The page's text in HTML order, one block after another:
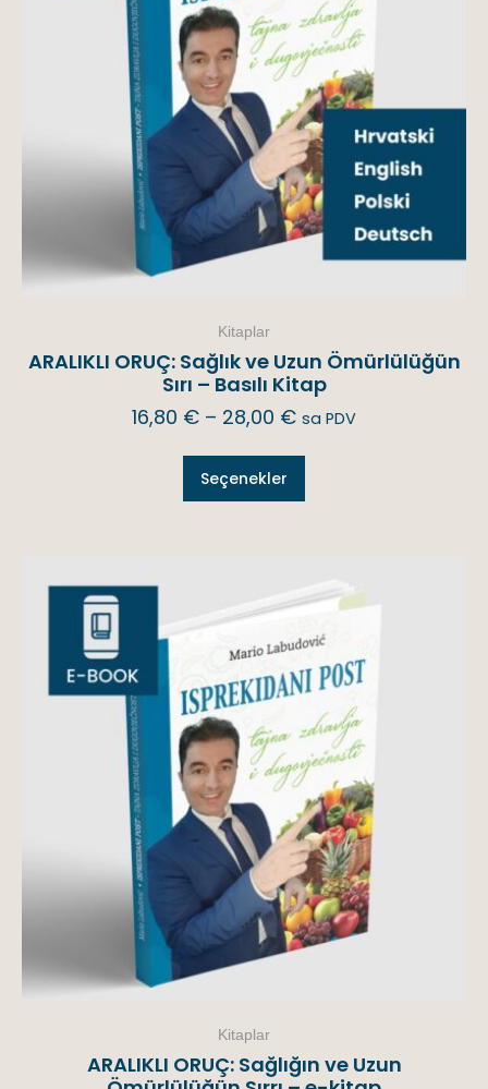
Kitaplar
ARALIKLI ORUÇ: Sağlık ve Uzun Ömürlülüğün
Sırı – Basılı Kitap
16,80 € – 28,00 € sa PDV
Seçenekler
Kitaplar
ARALIKLI ORUÇ: Sağlığın ve Uzun